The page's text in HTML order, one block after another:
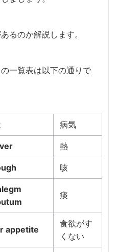
るのか解説します。
一覧表は以下の通りで
病気
熱
咳
痰
appetite
食欲がす
くない